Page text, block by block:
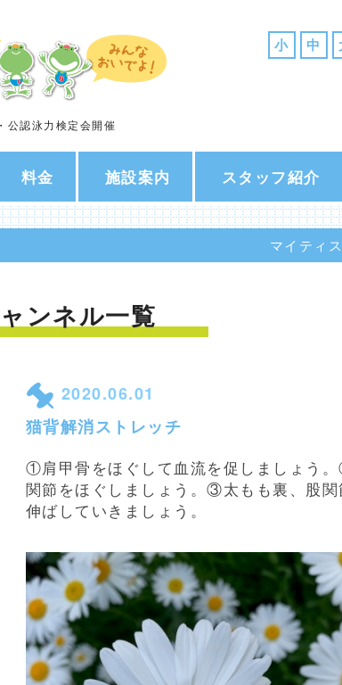
公認泳力検定会開催
小 中
料金 施設案内 スタッフ紹介
マイティ
ンネル一覧
2020.06.01
猫背解消ストレッチ
①肩甲骨をほぐして血流を促しましょう
関節をほぐしましょう。③太もも裏、股
伸ばしていきましょう。